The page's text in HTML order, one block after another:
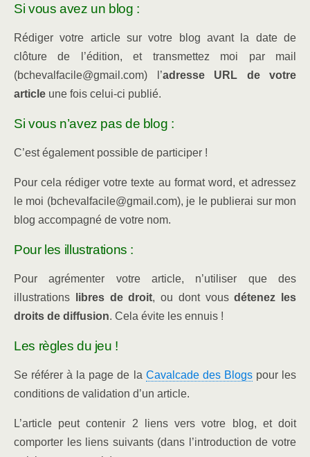
Si vous avez un blog :
Rédiger votre article sur votre blog avant la date de
clôture de l’édition, et transmettez moi par mail
(bchevalfacile@gmail.com) l’adresse URL de votre
article une fois celui-ci publié.
Si vous n’avez pas de blog :
C’est également possible de participer !
Pour cela rédiger votre texte au format word, et adressez
le moi (bchevalfacile@gmail.com), je le publierai sur mon
blog accompagné de votre nom.
Pour les illustrations :
Pour agrémenter votre article, n’utiliser que des
illustrations
libres de droit, ou dont vousdétenez les
droits de diffusion. Cela évite les ennuis !
Les règles du jeu !
Se référer à la page de la Cavalcade des Blogspour les
conditions de validation d’un article.
L’article peut contenir 2 liens vers votre blog, et doit
comporter les liens suivants (dans l’introduction de votre